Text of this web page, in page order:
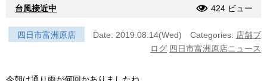
台風接近中 424 ビュー
四日市富洲原店 Date: 2019.08.14(Wed) Categories: 店舗ブ
ログ 四日市富洲原店ニュース
今朝は通り雨が何回かありましたね。